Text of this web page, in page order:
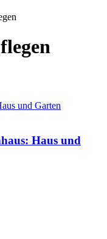
Haus und